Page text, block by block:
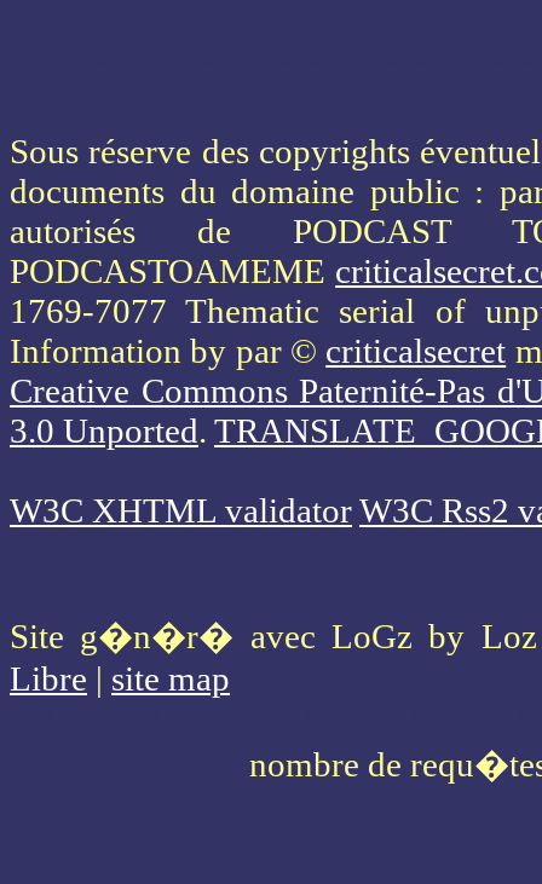
Sous réserve des copyrights
documents du domaine public :
autorisés de PODCAST
PODCASTOAMEME
1769-7077 Thematic serial of
Information by par © criticalsecret
Creative Commons Paternité-Pas
3.0 Unported.
W3C XHTML validatorW3C Rss2
Site g�n�r� avec LoGz by
Libre | site map
nombre de